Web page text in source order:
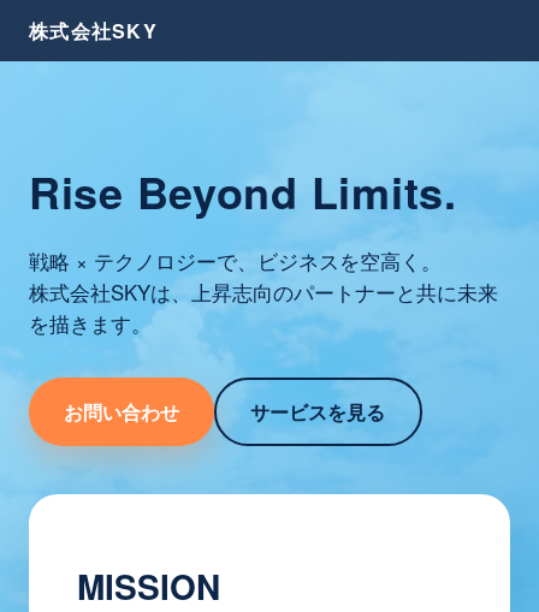
株式会社SKY
Rise Beyond Limits.
戦略 × テクノロジーで、ビジネスを空高く。
株式会社SKYは、上昇志向のパートナーと共に未来
を描きます。
お問い合わせ サービスを見る
MISSION